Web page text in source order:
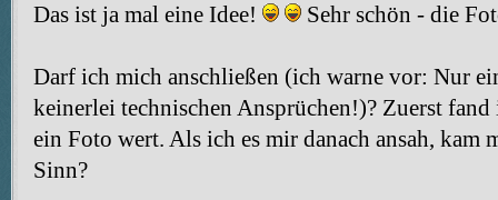
Das ist ja mal eine Idee! Sehr schön - die
Darf ich mich anschließen (ich warne vor: Nur
keinerlei technischen Ansprüchen!)? Zuerst
ein Foto wert. Als ich es mir danach ansah, kam
Sinn?